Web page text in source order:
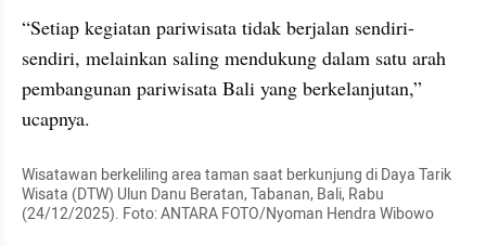
“Setiap kegiatan pariwisata tidak berjalan sendiri-
sendiri, melainkan saling mendukung dalam satu arah
pembangunan pariwisata Bali yang berkelanjutan,”
ucapnya.
Wisatawan berkeliling area taman saat berkunjung di Daya Tarik
Wisata (DTW) Ulun Danu Beratan, Tabanan, Bali, Rabu
(24/12/2025). Foto: ANTARA FOTO/Nyoman Hendra Wibowo